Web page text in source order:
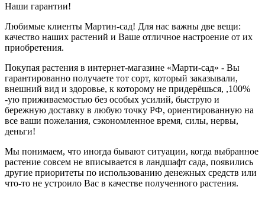
Наши гарантии!
Любимые клиенты Мартин-сад! Для нас важны две вещи:
качество наших растений и Ваше отличное настроение от их
приобретения.
Покупая растения в интернет-магазине «Марти-сад» - Вы
гарантированно получаете тот сорт, который заказывали,
внешний вид и здоровье, к которому не придерёшься, ,100%
-ую приживаемостью без особых усилий, быструю и
бережную доставку в любую точку РФ, ориентированную на
все ваши пожелания, сэкономленное время, силы, нервы,
деньги!
Мы понимаем, что иногда бывают ситуации, когда выбранное
растение совсем не вписывается в ландшафт сада, появились
другие приоритеты по использованию денежных средств или
что-то не устроило Вас в качестве полученного растения.